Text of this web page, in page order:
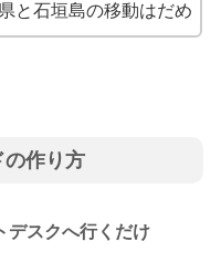
と石垣島の移動はだめ
の作り方
デスクへ行くだけ